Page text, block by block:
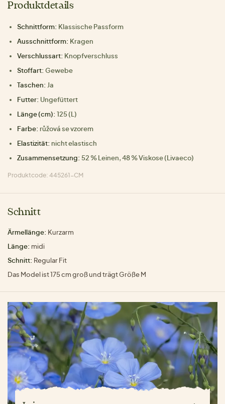
Produktdetails
Schnittform: Klassische Passform
Ausschnittform: Kragen
Verschlussart: Knopfverschluss
Stoffart: Gewebe
Taschen: Ja
Futter: Ungefüttert
Länge (cm): 125 (L)
Farbe: růžová se vzorem
Elastizität: nicht elastisch
Zusammensetzung: 52 % Leinen, 48 % Viskose (Livaeco)
Produktcode: 445261-CM
Schnitt
Ärmellänge: Kurzarm
Länge: midi
Schnitt: Regular Fit
Das Model ist 175 cm groß und trägt Größe M